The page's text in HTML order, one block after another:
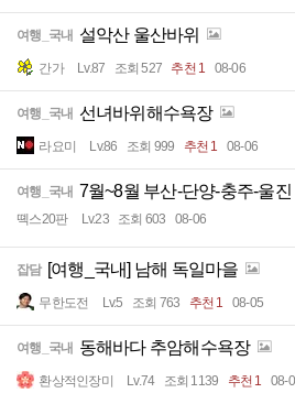
여행_국내 설악산 울산바위
간가 Lv.87 조회 527 추천 1 08-06
여행_국내 선녀바위해수욕장
라요미 Lv.86 조회 999 추천 1 08-06
여행_국내 7월~8월 부산-단양-충주-울
뗵스20판 Lv.23 조회 603 08-06
잡담 [여행_국내] 남해 독일마을
무한도전 Lv.5 조회 763 추천 1 08-05
여행_국내 동해바다 추암해수욕장
환상적인장미 Lv.74 조회 1139 추천 1 08-